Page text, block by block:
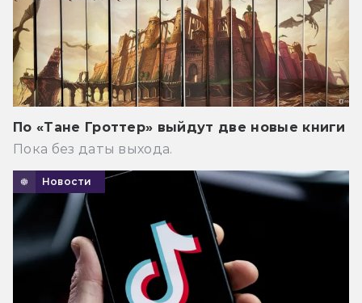
По «Тане Гроттер» выйдут две новые книги
Пока без даты выхода.
Новости